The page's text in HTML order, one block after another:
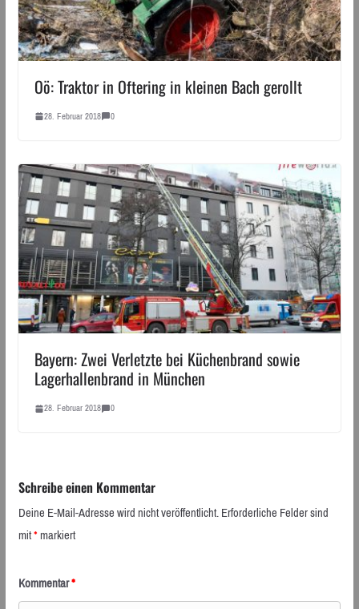
Oö: Traktor in Oftering in kleinen Bach gerollt
28. Februar 2018 0
Bayern: Zwei Verletzte bei Küchenbrand sowie
Lagerhallenbrand in München
28. Februar 2018 0
Schreibe einen Kommentar
Deine E-Mail-Adresse wird nicht veröffentlicht.Erforderliche Felder sind
mit*markiert
Kommentar*